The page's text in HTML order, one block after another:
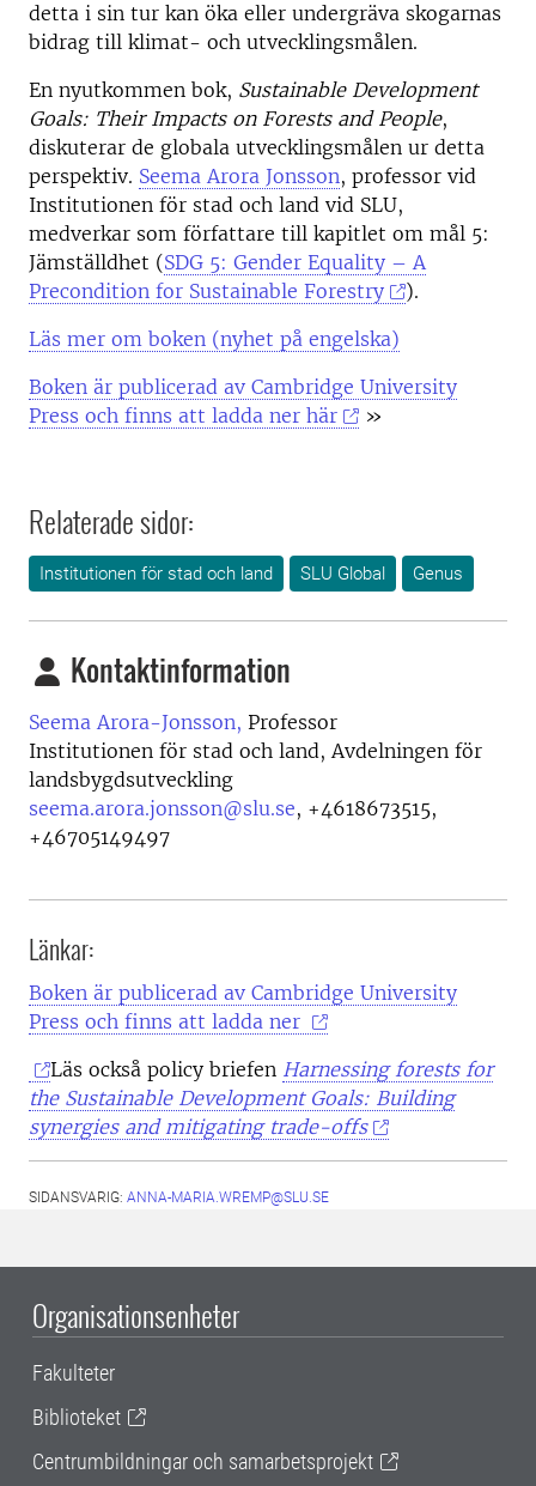
detta i sin tur kan öka eller undergräva skogarnas
bidrag till klimat- och utvecklingsmålen.
En nyutkommen bok, Sustainable Development
Goals: Their Impacts on Forests and People,
diskuterar de globala utvecklingsmålen ur detta
perspektiv. Seema Arora Jonsson, professor vid
Institutionen för stad och land vid SLU,
medverkar som författare till kapitlet om mål 5:
Jämställdhet (SDG 5: Gender Equality – A
Precondition for Sustainable Forestry
).
Läs mer om boken (nyhet på engelska)
Boken är publicerad av Cambridge University
Press och finns att ladda ner här
»
Relaterade sidor:
Institutionen för stad och land SLU Global Genus
Kontaktinformation
Seema Arora-Jonsson, Professor
Institutionen för stad och land, Avdelningen för
landsbygdsutveckling
seema.arora.jonsson@slu.se, +4618673515,
+46705149497
Länkar:
Boken är publicerad av Cambridge University
Press och finns att ladda ner
Läs också policy briefen Harnessing forests for
the Sustainable Development Goals: Building
synergies and mitigating trade-offs
SIDANSVARIG: ANNA-MARIA.WREMP@SLU.SE
Organisationsenheter
Fakulteter
Biblioteket
Centrumbildningar och samarbetsprojekt